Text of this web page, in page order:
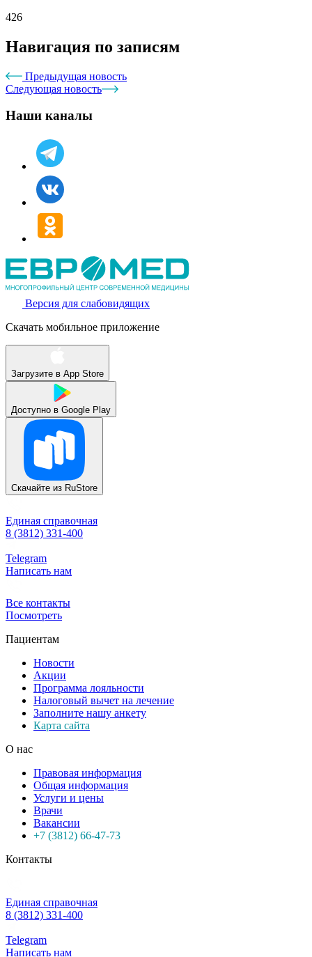
426
Навигация по записям
Предыдущая новость
Следующая новость
Наши каналы
Версия для слабовидящих
Скачать мобильное приложение
Загрузите в App Store
Доступно в Google Play
Скачайте из RuStore
Единая справочная
8 (3812) 331-400
Telegram
Написать нам
Все контакты
Посмотреть
Пациентам
Новости
Акции
Программа лояльности
Налоговый вычет на лечение
Заполните нашу анкету
Карта сайта
О нас
Правовая информация
Общая информация
Услуги и цены
Врачи
Вакансии
+7 (3812) 66-47-73
Контакты
Единая справочная
8 (3812) 331-400
Telegram
Написать нам